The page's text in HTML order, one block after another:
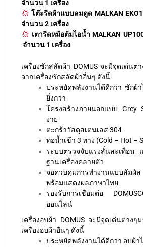
จำนวน 1 เครื่อง
โต๊ะรีดผ้าแบบลมดูด MALKAN
จำนวน 2 เครื่อง
เตารีดหม้อต้มไอน้ำ MALKAN
จำนวน 1 เครื่อง
เครื่องซักสลัดผ้า DOMUS จะมีจุดเด่นต่
จากเครื่องซักสลัดผ้าอื่นๆ ดังนี้
ประหยัดพลังงานได้ดีกว่า ซักผ้า
ยิ่งกว่า
โครงสร้างภายนอกแบบ Grey
ง่าย
ตะกร้าวัสดุสเตนเลส 304
ท่อน้ำเข้า 3 ทาง (Cold – Hot –
ระบบตรวจจับแรงสั่นสะเทือน
ฐานเครื่องคลายตัว
จอควบคุมการทำงานแบบสัมผัส
พร้อมแสดงผลภาษาไทย
รองรับการเชื่อมต่อ
ออนไลน์
เครื่องอบผ้า DOMUS จะมีจุดเด่นต่างๆ
เครื่องอบผ้าอื่นๆ ดังนี้
ประหยัดพลังงานได้ดีกว่า อบผ้า